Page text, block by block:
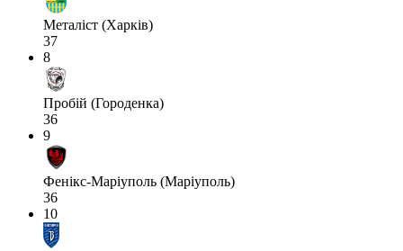
Металіст (Харків)
37
8
Пробій (Городенка)
36
9
Фенікс-Маріуполь (Маріуполь)
36
10